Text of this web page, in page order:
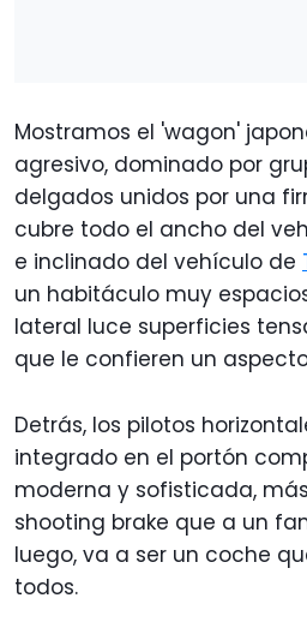
Mostramos el 'wagon'
agresivo, dominado por
delgados unidos por una
cubre todo el ancho del
e inclinado del vehículo de
un habitáculo muy
lateral luce superficies
que le confieren un
Detrás, los pilotos
integrado en el portón
moderna y sofisticada,
shooting brake que a un
luego, va a ser un coche
todos.